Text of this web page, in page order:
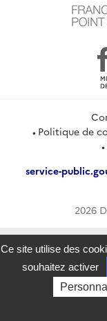
Politique de
service-
2026
Ce site utilise des
souhaitez activer